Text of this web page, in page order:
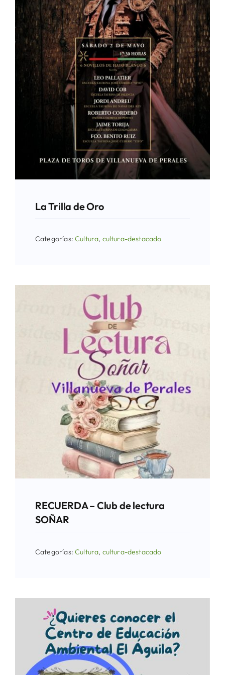
La Trilla de Oro
Categorías:Cultura, cultura-destacado
RECUERDA – Club de lectura
SOÑAR
Categorías:Cultura, cultura-destacado